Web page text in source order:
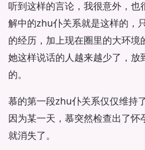
听到这样的言论，我很意外，也
解中的zhu仆关系就是这样的，
的经历，加上现在圈里的大环
她这样说话的人越来越少了，放
的。
慕的第一段zhu仆关系仅仅维持
因为某一天，慕突然检查出了怀
就消失了。